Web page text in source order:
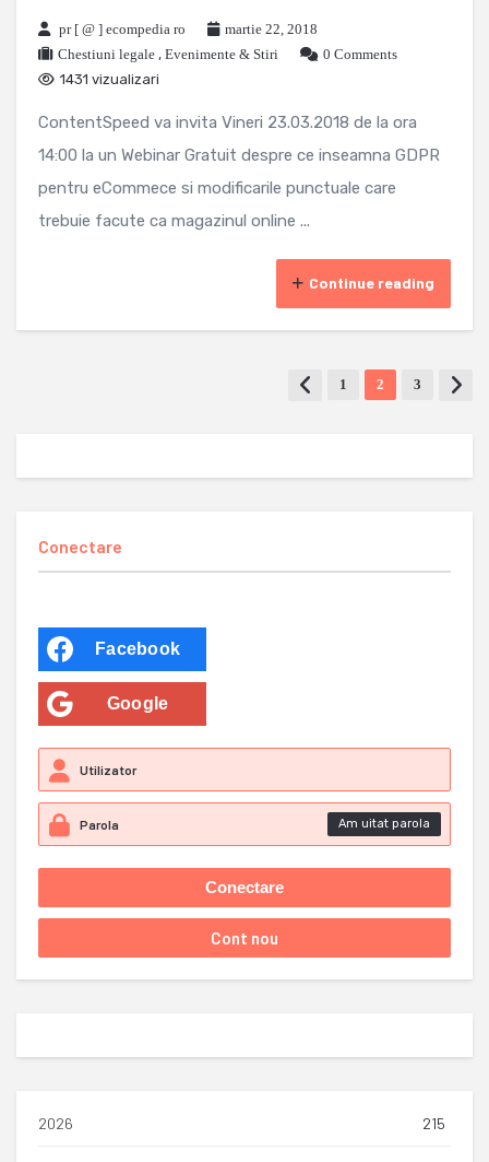
pr [ @ ] ecompedia ro
martie 22, 2018
Chestiuni legale , Evenimente & Stiri
0 Comments
1431 vizualizari
ContentSpeed va invita Vineri 23.03.2018 de la ora
14:00 la un Webinar Gratuit despre ce inseamna GDPR
pentru eCommece si modificarile punctuale care
trebuie facute ca magazinul online ...
Continue reading
1 2 3
Conectare
Facebook
Google
Am uitat parola
2026 215